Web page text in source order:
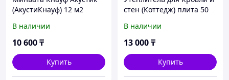
(АкустиКнауф) 12 м2
В наличии
10 600₸
Купить
стен (Коттедж) плита 50
В наличии
13 000₸
Купить